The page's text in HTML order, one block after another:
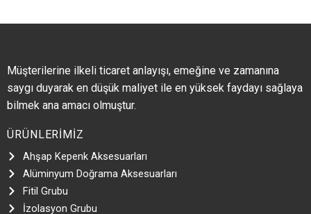
Müşterilerine ilkeli ticaret anlayışı, emeğine ve zamanına
saygı duyarak en düşük maliyet ile en yüksek faydayı sağlaya
bilmek ana amacı olmuştur.
ÜRÜNLERİMİZ
Ahşap Kepenk Aksesuarları
Alüminyum Doğrama Aksesuarları
Fitil Grubu
İzolasyon Grubu